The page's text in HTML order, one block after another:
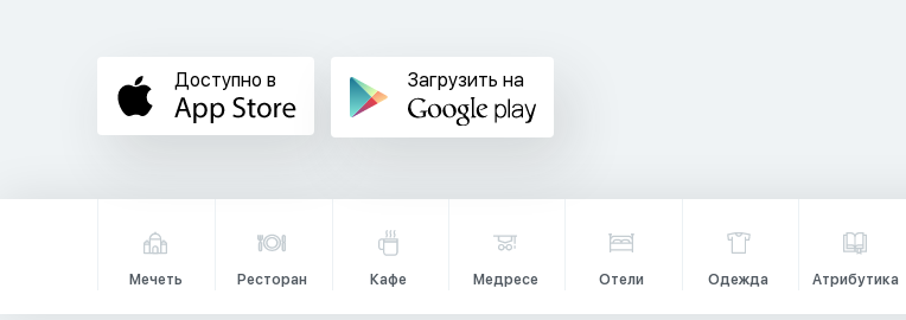
Доступно в Загрузить на
Мечеть Ресторан Кафе Медресе Отели Одежда Атрибутика